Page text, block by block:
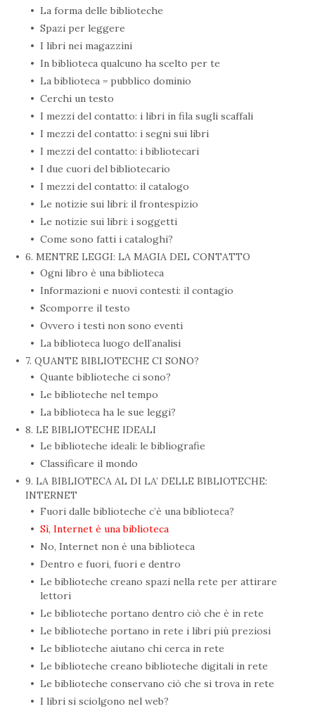
La forma delle biblioteche
Spazi per leggere
I libri nei magazzini
In biblioteca qualcuno ha scelto per te
La biblioteca = pubblico dominio
Cerchi un testo
I mezzi del contatto: i libri in fila sugli scaffali
I mezzi del contatto: i segni sui libri
I mezzi del contatto: i bibliotecari
I due cuori del bibliotecario
I mezzi del contatto: il catalogo
Le notizie sui libri: il frontespizio
Le notizie sui libri: i soggetti
Come sono fatti i cataloghi?
6. MENTRE LEGGI: LA MAGIA DEL CONTATTO
Ogni libro è una biblioteca
Informazioni e nuovi contesti: il contagio
Scomporre il testo
Ovvero i testi non sono eventi
La biblioteca luogo dell’analisi
7. QUANTE BIBLIOTECHE CI SONO?
Quante biblioteche ci sono?
Le biblioteche nel tempo
La biblioteca ha le sue leggi?
8. LE BIBLIOTECHE IDEALI
Le biblioteche ideali: le bibliografie
Classificare il mondo
9. LA BIBLIOTECA AL DI LA’ DELLE BIBLIOTECHE:
INTERNET
Fuori dalle biblioteche c’è una biblioteca?
Sì, Internet è una biblioteca
No, Internet non è una biblioteca
Dentro e fuori, fuori e dentro
Le biblioteche creano spazi nella rete per attirare
lettori
Le biblioteche portano dentro ciò che è in rete
Le biblioteche portano in rete i libri più preziosi
Le biblioteche aiutano chi cerca in rete
Le biblioteche creano biblioteche digitali in rete
Le biblioteche conservano ciò che si trova in rete
I libri si sciolgono nel web?